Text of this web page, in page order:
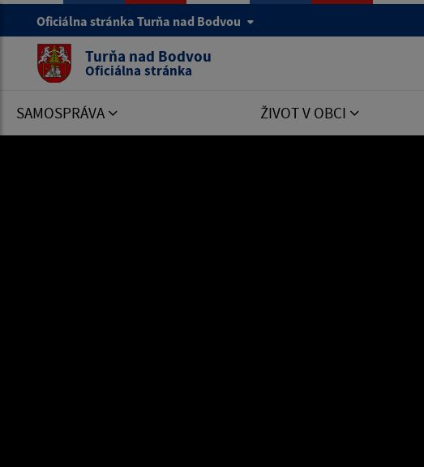
Oficiálna stránka Turňa nad Bodvou
Turňa nad Bodvou
Oficiálna stránka
SAMOSPRÁVA ŽIVOT V OBCI